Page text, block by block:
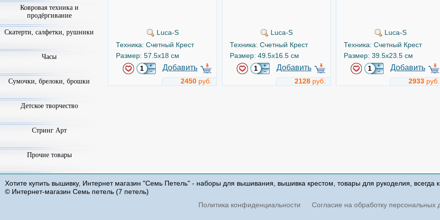
Luca-S
Техника: Счетный Крест
Размер: 57.5x18 см
Добавить
2450 руб.
Luca-S
Техника: Счетный Крест
Размер: 49.5x16.5 см
Добавить
2128 руб.
Luca-S
Техника: Счетный Крест
Размер: 39.5x23.5 см
Добавить
2933 руб.
Luca-S
Ковровая техника и
продёргивание
Скатерти, салфетки, рушники
Часы
Сумочки, брелоки, брошки
Детское творчество
Стринг Арт
Прочие товары
Хотите купить вышивку, Интернет магазин "Семь Петель" - наборы для вышивания, вышивка крестом, товары для рукоделия, всегда
© Интернет-магазин Семь петель (7 петель)
Политика конфиденциальности
Согласие на обработку персональных